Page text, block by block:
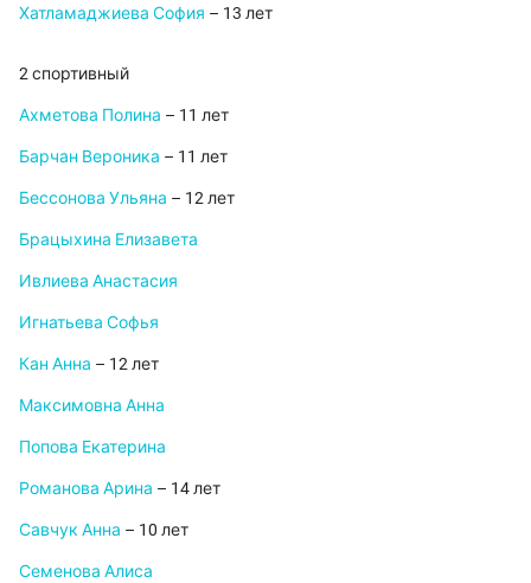
Хатламаджиева София – 13 лет
2 спортивный
Ахметова Полина – 11 лет
Барчан Вероника – 11 лет
Бессонова Ульяна – 12 лет
Брацыхина Елизавета
Ивлиева Анастасия
Игнатьева Софья
Кан Анна – 12 лет
Максимовна Анна
Попова Екатерина
Романова Арина – 14 лет
Савчук Анна – 10 лет
Семенова Алиса